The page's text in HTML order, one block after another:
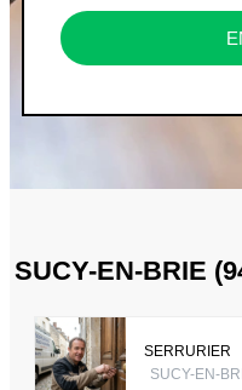
SUCY-EN-BRIE
SERRURIER
SUCY-EN-